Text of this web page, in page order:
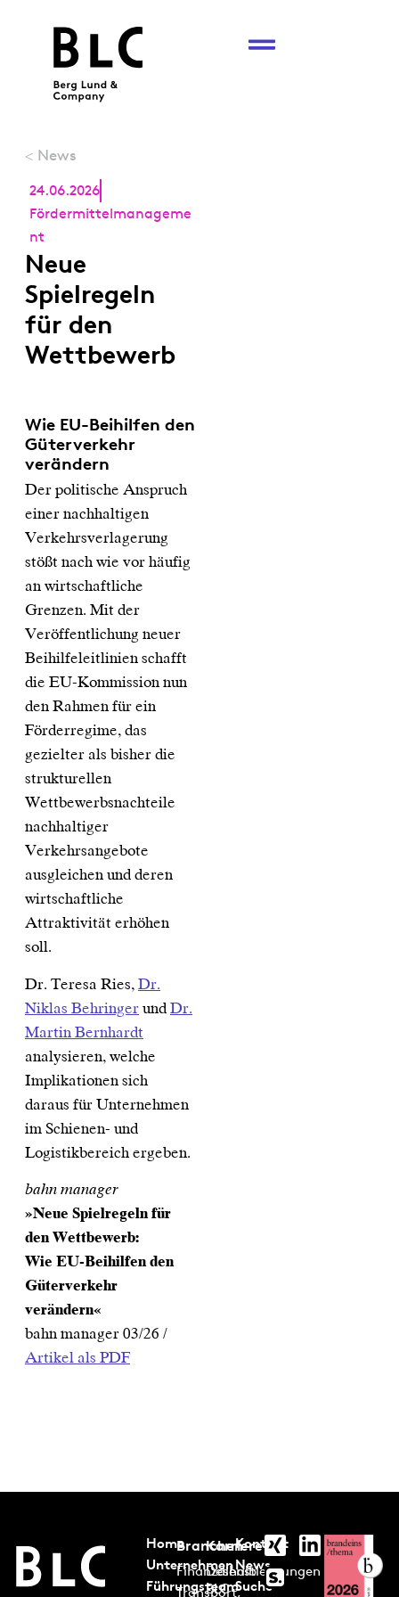
< News
24.06.2026
Fördermittelmanageme
nt
Neue
Spielregeln
für den
Wettbewerb
Wie EU-Beihilfen den
Güterverkehr
verändern
Der politische Anspruch
einer nachhaltigen
Verkehrsverlagerung
stößt nach wie vor häufig
an wirtschaftliche
Grenzen. Mit der
Veröffentlichung neuer
Beihilfeleitlinien schafft
die EU-Kommission nun
den Rahmen für ein
Förderregime, das
gezielter als bisher die
strukturellen
Wettbewerbsnachteile
nachhaltiger
Verkehrsangebote
ausgleichen und deren
wirtschaftliche
Attraktivität erhöhen
soll.
Dr. Teresa Ries,Dr.
Niklas BehringerundDr.
Martin Bernhardt
analysieren, welche
Implikationen sich
daraus für Unternehmen
im Schienen- und
Logistikbereich ergeben.
bahn manager
»Neue Spielregeln für
den Wettbewerb:
Wie EU-Beihilfen den
Güterverkehr
verändern«
bahn manager 03/26 /
Artikel als PDF
Home
Unternehmen
Führungsteam
Branchen
Finanzdienstleistungen
Transport,
Karriere
Deshalb
BLC
Kontakt
News
Suche